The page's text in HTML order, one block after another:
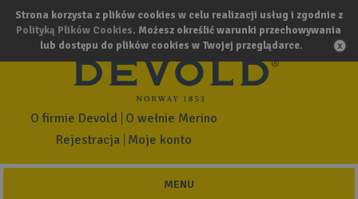
Strona korzysta z plików cookies w celu realizacji usług i zgodnie z
Polityką Plików Cookies. Możesz określić warunki przechowywania
lub dostępu do plików cookies w Twojej przeglądarce.
Rejestracja Moje konto
O firmie Devold O wełnie Merino
MENU